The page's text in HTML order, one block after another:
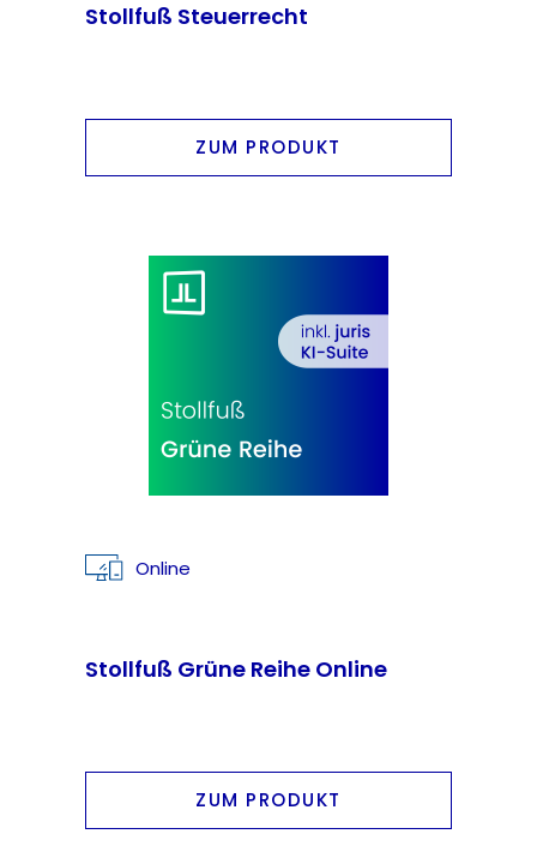
Stollfuß Steuerrecht
ZUM PRODUKT
Online
Stollfuß Grüne Reihe Online
ZUM PRODUKT